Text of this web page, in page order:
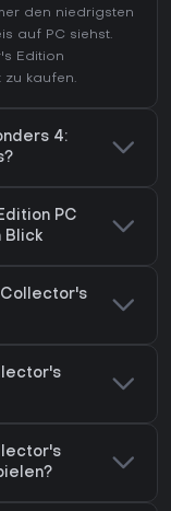
den niedrigsten
auf PC siehst.
Edition
zu kaufen.
4:
PC
Blick